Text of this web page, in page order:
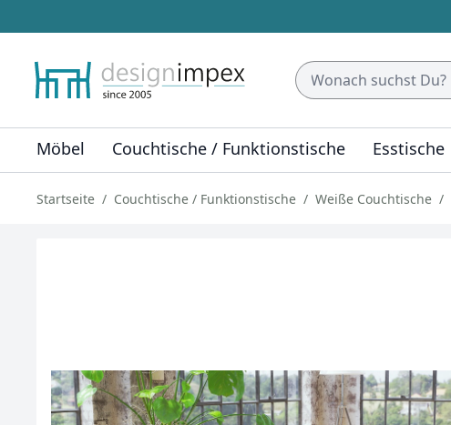
Möbel Couchtische / Funktionstische Esstische
Startseite Couchtische / Funktionstische Weiße Couchtische